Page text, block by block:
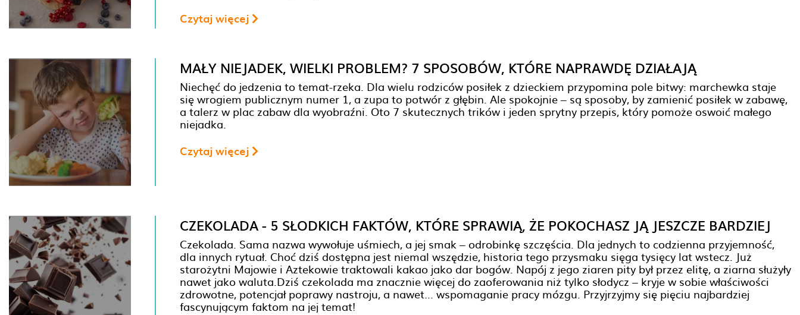
Czytaj więcej
MAŁY NIEJADEK, WIELKI PROBLEM? 7 SPOSOBÓW, KTÓRE NAPRAWDĘ DZIAŁAJĄ
Niechęć do jedzenia to temat-rzeka. Dla wielu rodziców posiłek z dzieckiem przypomina pole bitwy: marchewka staje
się wrogiem publicznym numer 1, a zupa to potwór z głębin. Ale spokojnie – są sposoby, by zamienić posiłek w zabawę,
a talerz w plac zabaw dla wyobraźni. Oto 7 skutecznych trików i jeden sprytny przepis, który pomoże oswoić małego
niejadka.
Czytaj więcej
CZEKOLADA - 5 SŁODKICH FAKTÓW, KTÓRE SPRAWIĄ, ŻE POKOCHASZ JĄ JESZCZE BARDZIEJ
Czekolada. Sama nazwa wywołuje uśmiech, a jej smak – odrobinkę szczęścia. Dla jednych to codzienna przyjemność,
dla innych rytuał. Choć dziś dostępna jest niemal wszędzie, historia tego przysmaku sięga tysięcy lat wstecz. Już
starożytni Majowie i Aztekowie traktowali kakao jako dar bogów. Napój z jego ziaren pity był przez elitę, a ziarna służyły
nawet jako waluta.Dziś czekolada ma znacznie więcej do zaoferowania niż tylko słodycz – kryje w sobie właściwości
zdrowotne, potencjał poprawy nastroju, a nawet... wspomaganie pracy mózgu. Przyjrzyjmy się pięciu najbardziej
fascynującym faktom na jej temat!